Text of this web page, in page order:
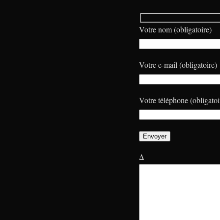
Votre nom (obligatoire)
Votre e-mail (obligatoire)
Votre téléphone
Δ